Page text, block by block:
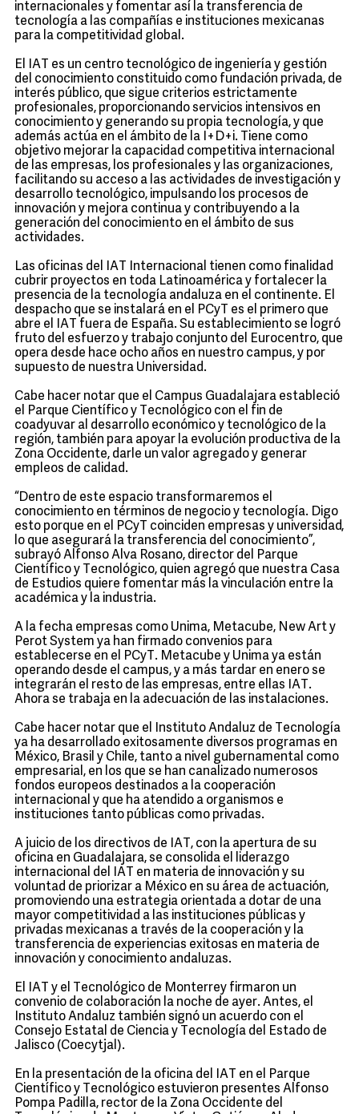
internacionales y fomentar así la transferencia de
tecnología a las compañías e instituciones mexicanas
para la competitividad global.
El IAT es un centro tecnológico de ingeniería y gestión
del conocimiento constituido como fundación privada, de
interés público, que sigue criterios estrictamente
profesionales, proporcionando servicios intensivos en
conocimiento y generando su propia tecnología, y que
además actúa en el ámbito de la I+D+i. Tiene como
objetivo mejorar la capacidad competitiva internacional
de las empresas, los profesionales y las organizaciones,
facilitando su acceso a las actividades de investigación y
desarrollo tecnológico, impulsando los procesos de
innovación y mejora continua y contribuyendo a la
generación del conocimiento en el ámbito de sus
actividades.
Las oficinas del IAT Internacional tienen como finalidad
cubrir proyectos en toda Latinoamérica y fortalecer la
presencia de la tecnología andaluza en el continente. El
despacho que se instalará en el PCyT es el primero que
abre el IAT fuera de España. Su establecimiento se logró
fruto del esfuerzo y trabajo conjunto del Eurocentro, que
opera desde hace ocho años en nuestro campus, y por
supuesto de nuestra Universidad.
Cabe hacer notar que el Campus Guadalajara estableció
el Parque Científico y Tecnológico con el fin de
coadyuvar al desarrollo económico y tecnológico de la
región, también para apoyar la evolución productiva de la
Zona Occidente, darle un valor agregado y generar
empleos de calidad.
“Dentro de este espacio transformaremos el
conocimiento en términos de negocio y tecnología. Digo
esto porque en el PCyT coinciden empresas y universidad,
lo que asegurará la transferencia del conocimiento”,
subrayó Alfonso Alva Rosano, director del Parque
Científico y Tecnológico, quien agregó que nuestra Casa
de Estudios quiere fomentar más la vinculación entre la
académica y la industria.
A la fecha empresas como Unima, Metacube, New Art y
Perot System ya han firmado convenios para
establecerse en el PCyT. Metacube y Unima ya están
operando desde el campus, y a más tardar en enero se
integrarán el resto de las empresas, entre ellas IAT.
Ahora se trabaja en la adecuación de las instalaciones.
Cabe hacer notar que el Instituto Andaluz de Tecnología
ya ha desarrollado exitosamente diversos programas en
México, Brasil y Chile, tanto a nivel gubernamental como
empresarial, en los que se han canalizado numerosos
fondos europeos destinados a la cooperación
internacional y que ha atendido a organismos e
instituciones tanto públicas como privadas.
A juicio de los directivos de IAT, con la apertura de su
oficina en Guadalajara, se consolida el liderazgo
internacional del IAT en materia de innovación y su
voluntad de priorizar a México en su área de actuación,
promoviendo una estrategia orientada a dotar de una
mayor competitividad a las instituciones públicas y
privadas mexicanas a través de la cooperación y la
transferencia de experiencias exitosas en materia de
innovación y conocimiento andaluzas.
El IAT y el Tecnológico de Monterrey firmaron un
convenio de colaboración la noche de ayer. Antes, el
Instituto Andaluz también signó un acuerdo con el
Consejo Estatal de Ciencia y Tecnología del Estado de
Jalisco (Coecytjal).
En la presentación de la oficina del IAT en el Parque
Científico y Tecnológico estuvieron presentes Alfonso
Pompa Padilla, rector de la Zona Occidente del